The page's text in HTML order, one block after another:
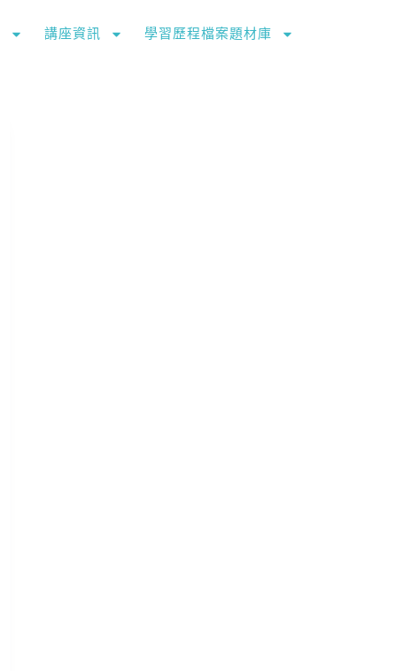
講座資訊 學習歷程檔案題材庫